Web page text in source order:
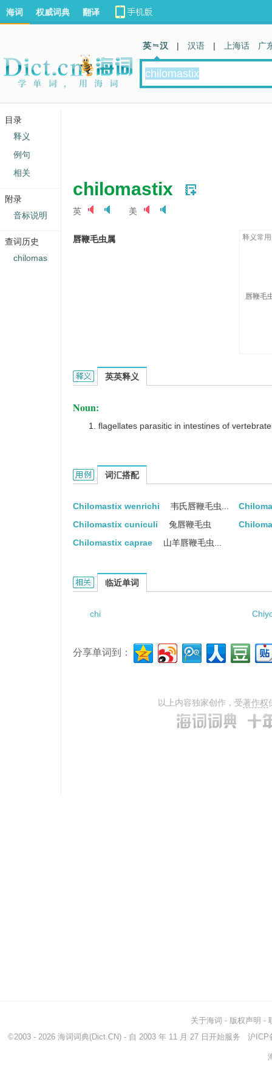
chilomastix
英 美
唇鞭毛虫属 释义常
唇鞭毛
Chilomastix的英文翻译是什么意思，词典释义与在
英英释义
Noun:
flagellates parasitic in intestines of
Chilomastix的用法和样例：
词汇搭配
Chilomastix wenrichi 韦氏唇鞭毛虫...
Chilomastix cuniculi
兔唇鞭毛虫
Chilomastix caprae
山羊唇鞭毛虫...
Chilomastix的相关资料：
临近单词
chi
分享单词到：
以上内容独家创作，受著作权
海词 权威词典 翻译
英 汉 | 汉语 | 上海话 广
关于海词 - 版权声明 -
©2003 - 2026 海词词典(Dict.CN) - 自 2003 年 11 月 27 日开始服务 沪ICP
目录
释义
例句
相关
附录
音标说明
查词历史
chilomas